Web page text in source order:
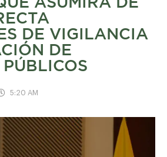
DE VIGILANCIA
DE
5:20 AM